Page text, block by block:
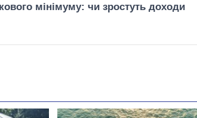
мінімуму: чи зростуть доходи